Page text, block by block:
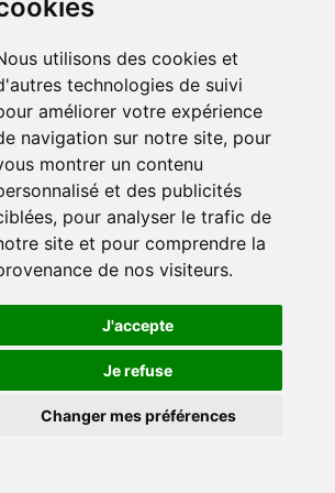
utilisons des cookies et
technologies de suivi
améliorer votre expérience
navigation sur notre site, pour
montrer un contenu
et des publicités
pour analyser le trafic de
site et pour comprendre la
de nos visiteurs.
J'accepte
Je refuse
Changer mes préférences
information)